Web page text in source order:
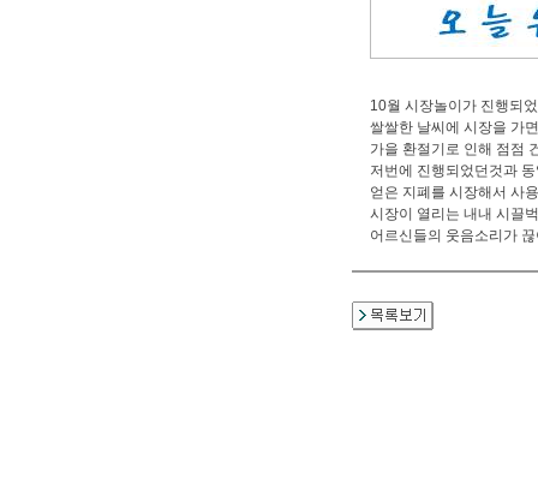
10월 시장놀이가 진행되
쌀쌀한 날씨에 시장을 가
가을 환절기로 인해 점점
저번에 진행되었던것과
얻은 지폐를 시장해서 사
시장이 열리는 내내 시끌
어르신들의 웃음소리가